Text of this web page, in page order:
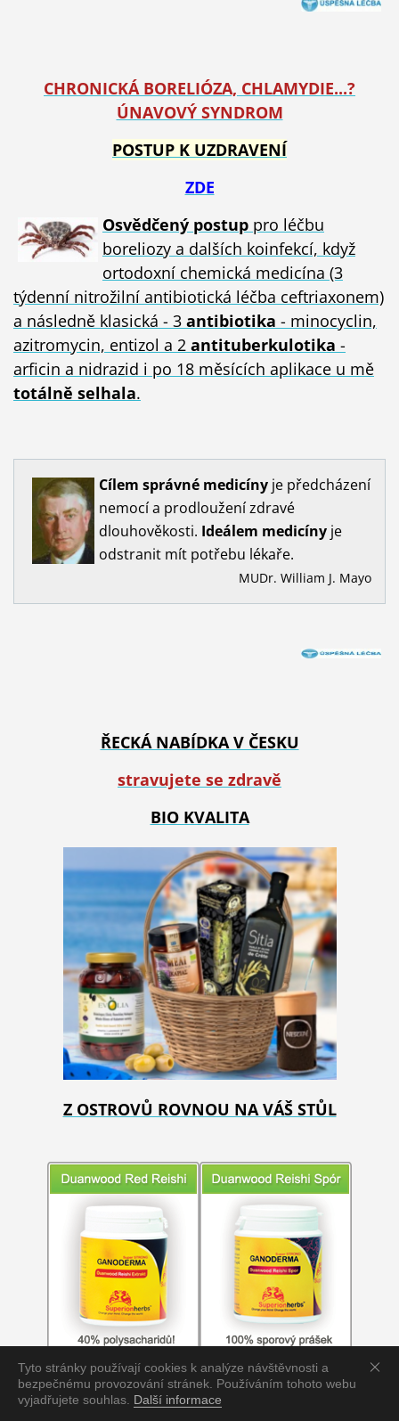
Tyto stránky používají cookies k analýze návštěvnosti a
bezpečnému provozování stránek. Používáním tohoto webu
vyjadřujete souhlas. Další informace
CHRONICKÁ BORELIÓZA, CHLAMYDIE...?
ÚNAVOVÝ SYNDROM
POSTUP K UZDRAVENÍ
ZDE
Osvědčený postuppro léčbu
boreliozy a dalších koinfekcí, když
ortodoxní chemická medicína (3
týdenní nitrožilní antibiotická léčba ceftriaxonem)
a následně klasická - 3 antibiotika - minocyclin,
azitromycin, entizol a 2 antituberkulotika -
arficin a nidrazid i po 18 měsících aplikace u mě
totálně selhala.
Cílem správné medicíny je předcházení
nemocí a prodloužení zdravé
dlouhověkosti. Ideálem medicínyje
odstranit mít potřebu lékaře.
MUDr. William J. Mayo
ŘECKÁ NABÍDKA V ČESKU
stravujete se zdravě
BIO KVALITA
Z OSTROVŮ ROVNOU NA VÁŠ STŮL